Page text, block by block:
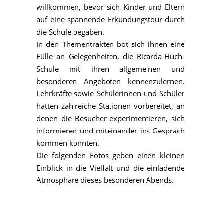
willkommen, bevor sich Kinder und Eltern
auf eine spannende Erkundungstour durch
die Schule begaben.
In den Thementrakten bot sich ihnen eine
Fülle an Gelegenheiten, die Ricarda-Huch-
Schule mit ihren allgemeinen und
besonderen Angeboten kennenzulernen.
Lehrkräfte sowie Schülerinnen und Schüler
hatten zahlreiche Stationen vorbereitet, an
denen die Besucher experimentieren, sich
informieren und miteinander ins Gespräch
kommen konnten.
Die folgenden Fotos geben einen kleinen
Einblick in die Vielfalt und die einladende
Atmosphäre dieses besonderen Abends.